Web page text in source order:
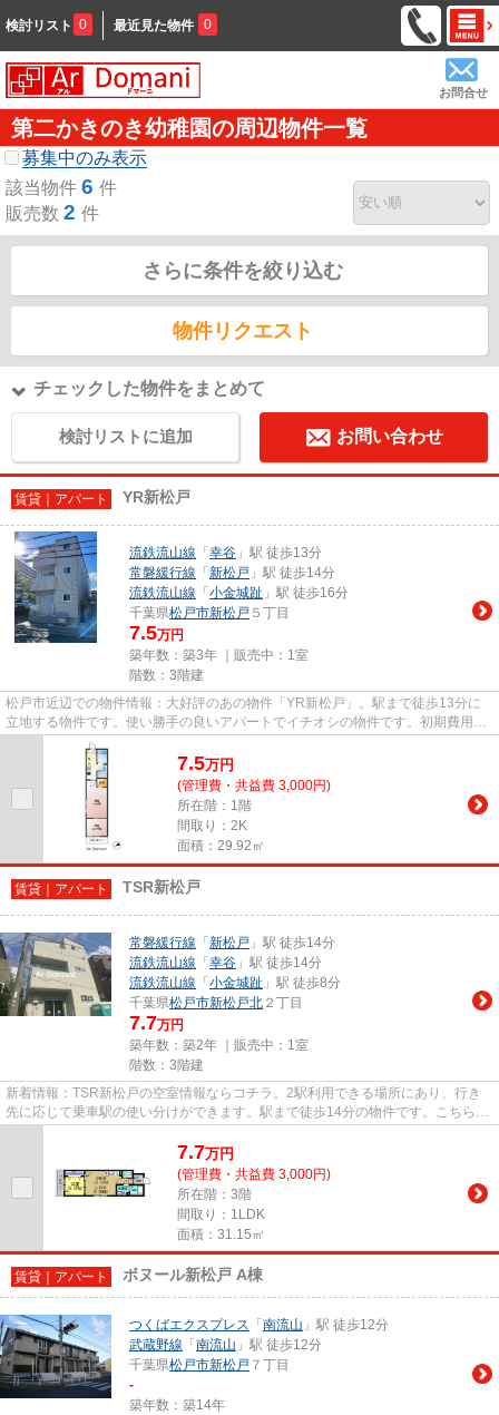
検討リスト 0 最近見た物件 0
お問合せ
第二かきのき幼稚園の周辺物件一覧
募集中のみ表示
該当物件 6 件
販売数 2 件
さらに条件を絞り込む
物件リクエスト
チェックした物件をまとめて
検討リストに追加 お問い合わせ
賃貸｜アパート YR新松戸
流鉄流山線 「 幸谷 」駅 徒歩13分
常磐緩行線 「 新松戸 」駅 徒歩14分
流鉄流山線 「 小金城趾 」駅 徒歩16分
千葉県松戸市新松戸 ５丁目
7.5万円
築年数：築3年 ｜販売中： 1室
階数：3階建
松戸市近辺での物件情報：大好評のあの物件「YR新松戸」。駅まで徒歩13分に
立地する物件です。使い勝手の良いアパートでイチオシの物件です。初期費用の
カード決済ができます。物件情...
7.5万円
(管理費・共益費 3,000円)
所在階：1階
間取り：2K
面積：29.92㎡
賃貸｜アパート TSR新松戸
常磐緩行線 「 新松戸 」駅 徒歩14分
流鉄流山線 「 幸谷 」駅 徒歩14分
流鉄流山線 「 小金城趾 」駅 徒歩8分
千葉県松戸市新松戸北 ２丁目
7.7万円
築年数：築2年 ｜販売中： 1室
階数：3階建
新着情報：TSR新松戸の空室情報ならコチラ。2駅利用できる場所にあり、行き
先に応じて乗車駅の使い分けができます。駅まで徒歩14分の物件です。こちらの
7.7万円
(管理費・共益費 3,000円)
所在階：3階
間取り：1LDK
面積：31.15㎡
賃貸｜アパート ボヌール新松戸 A棟
つくばエクスプレス 「 南流山 」駅 徒歩12分
武蔵野線 「 南流山 」駅 徒歩12分
千葉県松戸市新松戸 ７丁目
-
築年数：築14年